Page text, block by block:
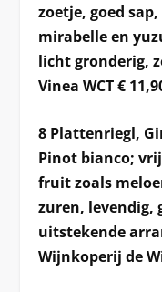
zoetje, goed
mirabelle en
licht gronderig,
Vinea WCT €
8 Plattenriegl,
Pinot bianco;
fruit zoals
zuren, levendig,
uitstekende
Wijnkoperij de